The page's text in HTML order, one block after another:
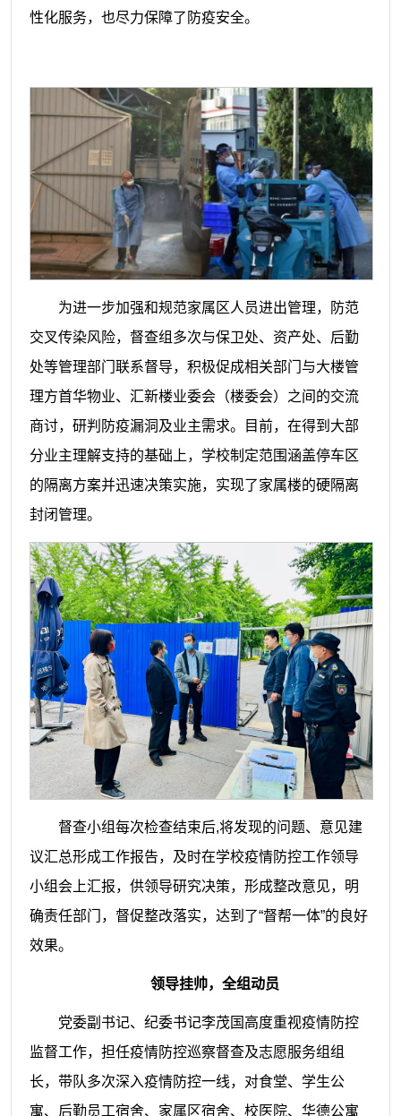
性化服务，也尽力保障了防疫安全。
为进一步加强和规范家属区人员进出管理，防范
交叉传染风险，督查组多次与保卫处、资产处、后勤
处等管理部门联系督导，积极促成相关部门与大楼管
理方首华物业、汇新楼业委会（楼委会）之间的交流
商讨，研判防疫漏洞及业主需求。目前，在得到大部
分业主理解支持的基础上，学校制定范围涵盖停车区
的隔离方案并迅速决策实施，实现了家属楼的硬隔离
封闭管理。
督查小组每次检查结束后,将发现的问题、意见建
议汇总形成工作报告，及时在学校疫情防控工作领导
小组会上汇报，供领导研究决策，形成整改意见，明
确责任部门，督促整改落实，达到了“督帮一体”的良好
效果。
领导挂帅，全组动员
党委副书记、纪委书记李茂国高度重视疫情防控
监督工作，担任疫情防控巡察督查及志愿服务组组
长，带队多次深入疫情防控一线，对食堂、学生公
寓、后勤员工宿舍、家属区宿舍、校医院、华德公寓